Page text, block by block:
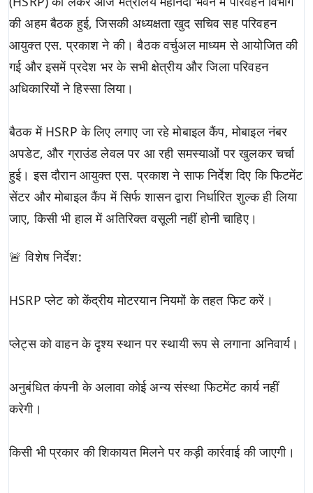
की अहम बैठक हुई, जिसकी अध्यक्षता खुद सचिव सह परिवहन
आयुक्त एस. प्रकाश ने की। बैठक वर्चुअल माध्यम से आयोजित की
गई और इसमें प्रदेश भर के सभी क्षेत्रीय और जिला परिवहन
अधिकारियों ने हिस्सा लिया।
बैठक में HSRP के लिए लगाए जा रहे मोबाइल कैंप, मोबाइल नंबर
अपडेट, और ग्राउंड लेवल पर आ रही समस्याओं पर खुलकर चर्चा
हुई। इस दौरान आयुक्त एस. प्रकाश ने साफ निर्देश दिए कि फिटमेंट
सेंटर और मोबाइल कैंप में सिर्फ शासन द्वारा निर्धारित शुल्क ही लिया
जाए, किसी भी हाल में अतिरिक्त वसूली नहीं होनी चाहिए।
🚨 विशेष निर्देश:
HSRP प्लेट को केंद्रीय मोटरयान नियमों के तहत फिट करें।
प्लेट्स को वाहन के दृश्य स्थान पर स्थायी रूप से लगाना अनिवार्य।
अनुबंधित कंपनी के अलावा कोई अन्य संस्था फिटमेंट कार्य नहीं
करेगी।
किसी भी प्रकार की शिकायत मिलने पर कड़ी कार्रवाई की जाएगी।